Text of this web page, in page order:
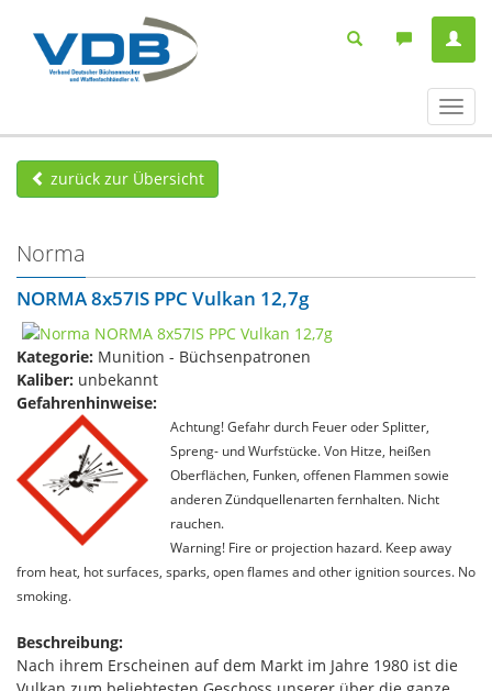
ein-/
zurück zur Übersicht
Norma
NORMA 8x57IS PPC Vulkan 12,7g
Kategorie: Munition - Büchsenpatronen
Kaliber: unbekannt
Gefahrenhinweise:
Achtung! Gefahr durch Feuer oder Splitter,
Spreng- und Wurfstücke. Von Hitze, heißen
Oberflächen, Funken, offenen Flammen sowie
anderen Zündquellenarten fernhalten. Nicht
rauchen.
Warning! Fire or projection hazard. Keep away
from heat, hot surfaces, sparks, open flames and other ignition sources. No
smoking.
Beschreibung:
Nach ihrem Erscheinen auf dem Markt im Jahre 1980 ist die